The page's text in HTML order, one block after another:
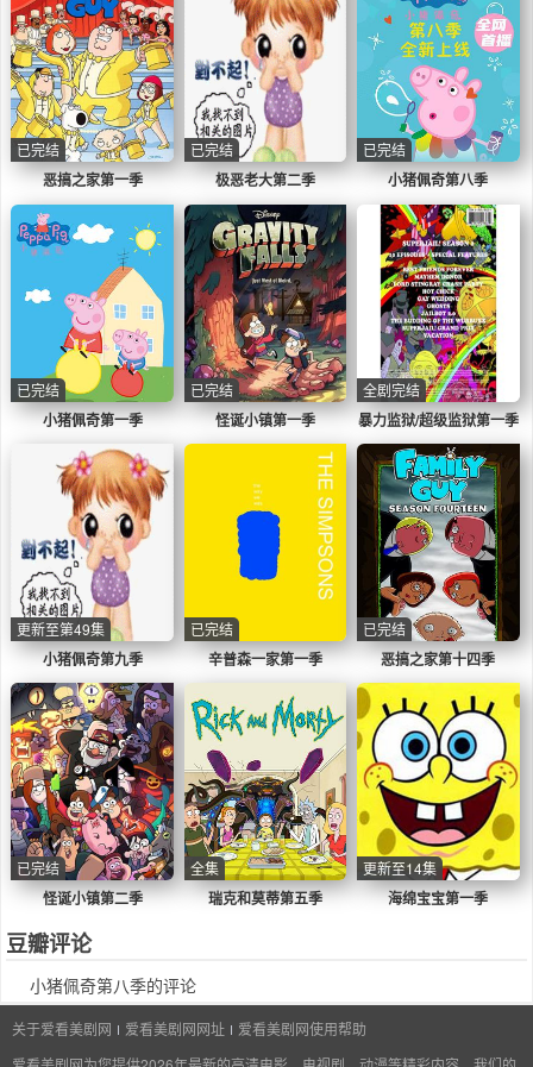
恶搞之家第一季
已完结
极恶老大第二季
已完结
小猪佩奇第八季
已完结
小猪佩奇第一季
已完结
怪诞小镇第一季
已完结
暴力监狱/超级监狱第一季
全剧完结
小猪佩奇第九季
更新至第49集
辛普森一家第一季
已完结
恶搞之家第十四季
已完结
怪诞小镇第二季
已完结
瑞克和莫蒂第五季
全集
海绵宝宝第一季
更新至14集
豆瓣评论
小猪佩奇第八季的评论
关于爱看美剧网 爱看美剧网网址
爱看美剧网使用帮助